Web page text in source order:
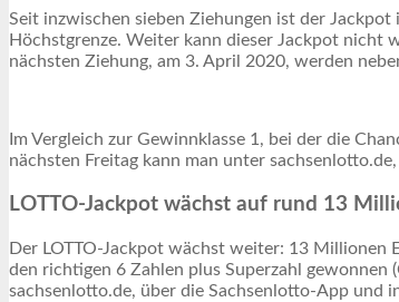
Seit inzwischen sieben Ziehungen ist der
Höchstgrenze. Weiter kann dieser Jackpot nicht
nächsten Ziehung, am 3. April 2020, werden
Im Vergleich zur Gewinnklasse 1, bei der die
nächsten Freitag kann man unter
LOTTO-Jackpot wächst auf rund 13
Der LOTTO-Jackpot wächst weiter: 13 Millionen
den richtigen 6 Zahlen plus Superzahl gewonnen
sachsenlotto.de, über die Sachsenlotto-App und